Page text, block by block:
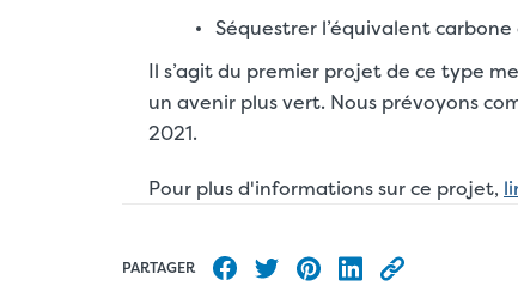
Séquestrer l’équivalent
Il s’agit du premier projet de ce type
un avenir plus vert. Nous prévoyons
2021.
Pour plus d'informations sur ce projet,
PARTAGER
Partager sur Facebook
Partager sur Twitter
Partager sur Pinterest
Partager sur
Copier l’URL